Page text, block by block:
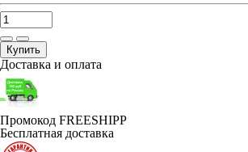
Купить
Доставка и оплата
Промокод FREESHIPP
Бесплатная доставка